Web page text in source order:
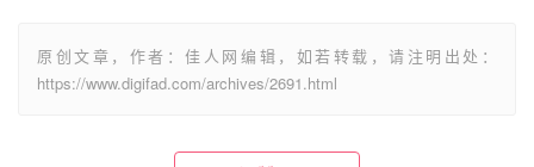
原创文章，作者：佳人网编辑，如若转载，请注明出处：
https://www.digifad.com/archives/2691.html